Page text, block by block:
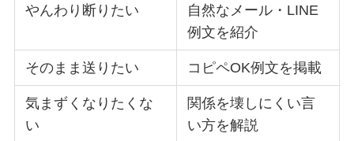
やんわり断りたい
自然なメール・LINE
例文を紹介
そのまま送りたい コピペOK例文を掲載
気まずくなりたくな
い
関係を壊しにくい言
い方を解説